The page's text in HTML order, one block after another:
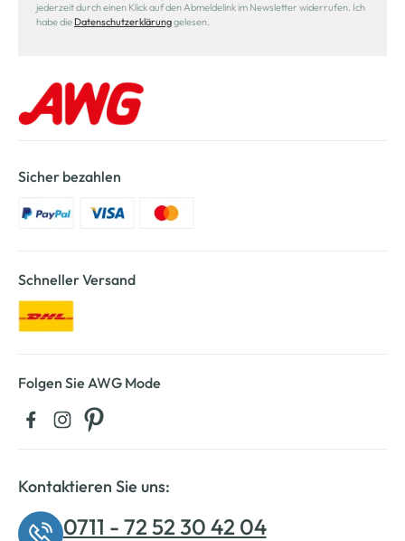
jederzeit durch einen Klick auf den Abmeldelink im Newsletter widerrufen. Ich
habe die Datenschutzerklärunggelesen.
Sicher bezahlen
Schneller Versand
Folgen Sie AWG Mode
Kontaktieren Sie uns:
0711 - 72 52 30 42 04